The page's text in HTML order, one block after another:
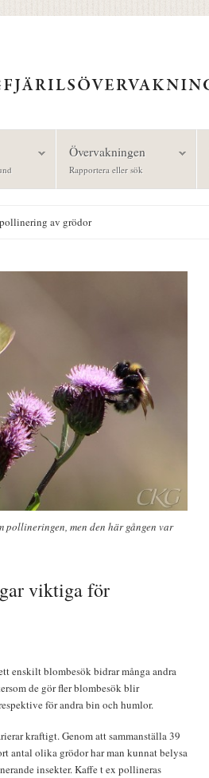
Övervakningen
Rapportera eller sök
av grödor
men den här gången var
viktiga för
enskilt blombesök bidrar många andra
de gör fler blombesök blir
för andra bin och humlor.
kraftigt. Genom att sammanställa 39
antal olika grödor har man kunnat belysa
insekter. Kaffe t ex pollineras